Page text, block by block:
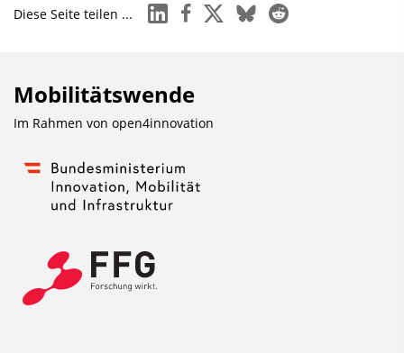
Diese Seite teilen ... linkedinfacebook
x blueskyreddit
Mobilitätswende
Im Rahmen von open4innovation